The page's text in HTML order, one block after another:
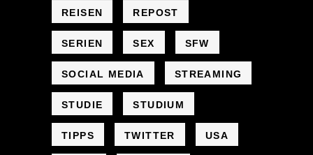
REISEN REPOST
SERIEN SEX SFW
SOCIAL MEDIA STREAMING
STUDIE STUDIUM
TIPPS TWITTER USA